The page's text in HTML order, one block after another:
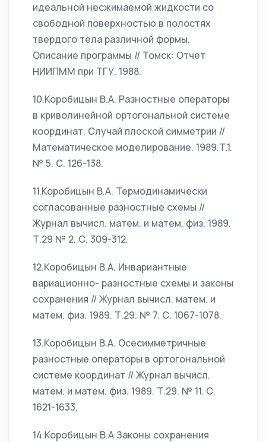
идеальной несжимаемой жидкости со
свободной поверхностью в полостях
твердого тела различной формы.
Описание программы // Томск: Отчет
НИИПММ при ТГУ. 1988.
10.Коробицын В.А. Разностные операторы
в криволинейной ортогональной системе
координат. Случай плоской симметрии //
Математическое моделирование. 1989.Т.1.
№ 5. С. 126-138.
11.Коробицын В.А. Термодинамически
согласованные разностные схемы //
Журнал вычисл. матем. и матем. физ. 1989.
Т.29 № 2. С. 309-312.
12.Коробицын В.А. Инвариантные
вариационно- разностные схемы и законы
сохранения // Журнал вычисл. матем. и
матем. физ. 1989. Т.29. № 7. С. 1067-1078.
13.Коробицын В.А. Осесимметричные
разностные операторы в ортогональной
системе координат // Журнал вычисл.
матем. и матем. физ. 1989. Т.29. № 11. С.
1621-1633.
14.Коробицын В.А Законы сохранения